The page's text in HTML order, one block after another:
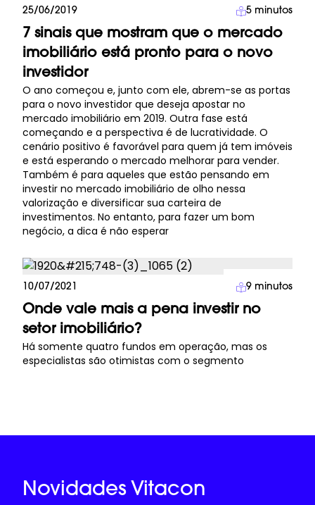
Investimento Imobiliário
25/06/2019 5 minutos
7 sinais que mostram que o mercado
imobiliário está pronto para o novo
investidor
O ano começou e, junto com ele, abrem-se as portas
para o novo investidor que deseja apostar no
mercado imobiliário em 2019. Outra fase está
começando e a perspectiva é de lucratividade. O
cenário positivo é favorável para quem já tem imóveis
e está esperando o mercado melhorar para vender.
Também é para aqueles que estão pensando em
investir no mercado imobiliário de olho nessa
valorização e diversificar sua carteira de
investimentos. No entanto, para fazer um bom
negócio, a dica é não esperar
Imprensa
10/07/2021 9 minutos
Onde vale mais a pena investir no
setor imobiliário?
Há somente quatro fundos em operação, mas os
especialistas são otimistas com o segmento
Novidades Vitacon